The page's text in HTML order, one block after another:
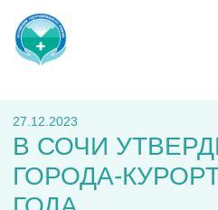
27.12.2023
В СОЧИ
ГОРОДА-